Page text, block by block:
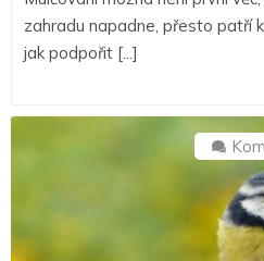
zahradu napadne, přesto patří
jak podpořit [...]